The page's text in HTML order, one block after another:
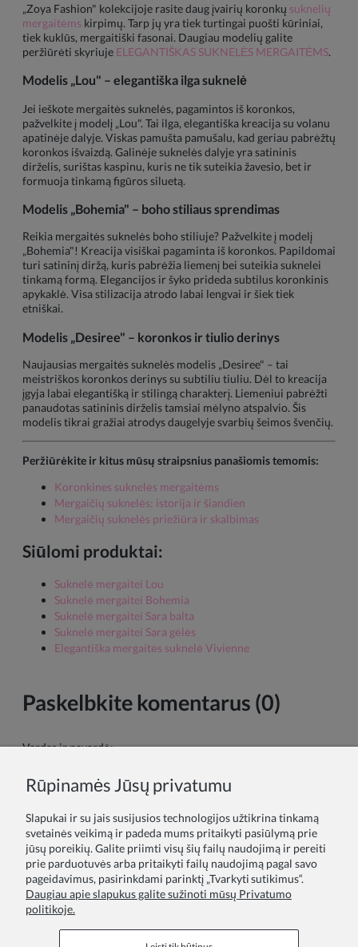
„Zoya Fashion" kolekcijoje rasite daug įvairių koronkų suknelių
mergaitėms kirpimų. Tarp jų yra tiek turtingai puošti kūriniai,
tiek kuklūs, mergaitiški fasonai. Daugiau modelių galite
peržiūrėti skyriuje ELEGANTIŠKAS SUKNELĖS MERGAITĖMS.
Modelis „Lou" – elegantiška ilga suknelė
Jei ieškote mergaitės suknelės, pagamintos iš koronkos,
pažvelkite į modelį „Lou". Tai ilga, elegantiška kreacija su volanu
apatinėje dalyje. Viskas pamušta pamušalu, kad geriau pabrėžtų
koronkos išvaizdą. Galinėje suknelės dalyje yra satininis
dirželis, surištas kaspinu, kuris ne tik suteikia žavesio, bet ir
formuoja tinkamą figūros siluetą.
Modelis „Bohemia" – boho stiliaus sprendimas
Reikia mergaitės suknelės boho stiliuje? Pažvelkite į modelį
„Bohemia"! Kreacija visiškai pagaminta iš koronkos. Papildomai
turi satininį diržą, kuris pabrėžia liemenį bei suteikia suknelei
tinkamą formą. Elegancijos ir šyko prideda subtilus koronkinis
apykaklė. Visa stilizacija atrodo labai lengvai ir šiek tiek
etniškai.
Modelis „Desiree" – koronkos ir tiulio derinys
Naujausias mergaitės suknelės modelis „Desiree" – tai
meistriškos koronkos derinys su subtiliu tiuliu. Dėl to kreacija
įgyja labai elegantišką ir stilingą charakterį. Liemeniui pabrėžti
panaudotas satininis dirželis tamsiai mėlyno atspalvio. Šis
modelis tikrai gražiai atrodys daugelyje svarbių šeimos švenčių.
Peržiūrėkite ir kitus mūsų straipsnius panašiomis temomis:
Koronkines suknelės mergaitėms
Mergaičių suknelės: istorija ir šiandien
Mergaičių suknelės priežiūra ir skalbimas
Siūlomi produktai:
Suknelė mergaitei Lou
Suknelė mergaitei Bohemia
Suknelė mergaitei Sara balta
Suknelė mergaitei Sara gėlės
Elegantiška mergaitės suknelė Vivienne
Paskelbkite komentarus (0)
Vardas ir pavardė:
Siųsti
Rūpinamės Jūsų privatumu
Slapukai ir su jais susijusios technologijos užtikrina tinkamą
svetainės veikimą ir padeda mums pritaikyti pasiūlymą prie
jūsų poreikių. Galite priimti visų šių failų naudojimą ir pereiti
prie parduotuvės arba pritaikyti failų naudojimą pagal savo
pageidavimus, pasirinkdami parinktį „Tvarkyti sutikimus“.
Daugiau apie slapukus galite sužinoti mūsų Privatumo
politikoje.